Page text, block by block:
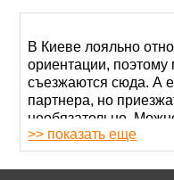
В Киеве лояльно
ориентации, поэтому
съезжаются сюда. А
партнера, но
необязательно.
и завести гей
потом, заручившись
ехать в мегаполис,
>> показать еще